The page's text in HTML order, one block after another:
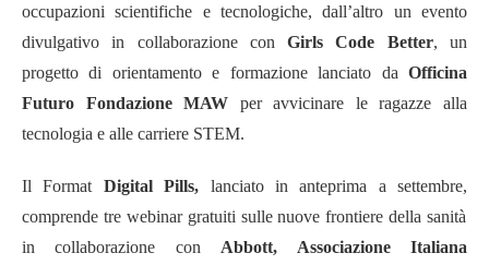
occupazioni scientifiche e tecnologiche, dall’altro un evento
divulgativo in collaborazione conGirls Code Better, un
progetto di orientamento e formazione lanciato da Officina
Futuro Fondazione MAW per avvicinare le ragazze alla
tecnologia e alle carriere STEM.
Il Format Digital Pills, lanciato in anteprima a settembre,
comprende tre webinar gratuiti sulle nuove frontiere della sanità
in collaborazione con Abbott, Associazione Italiana